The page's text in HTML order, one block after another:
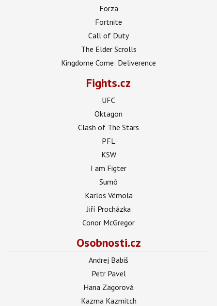
Forza
Fortnite
Call of Duty
The Elder Scrolls
Kingdome Come: Deliverence
Fights.cz
UFC
Oktagon
Clash of The Stars
PFL
KSW
I am Figter
Sumó
Karlos Vémola
Jiří Procházka
Conor McGregor
Osobnosti.cz
Andrej Babiš
Petr Pavel
Hana Zagorová
Kazma Kazmitch